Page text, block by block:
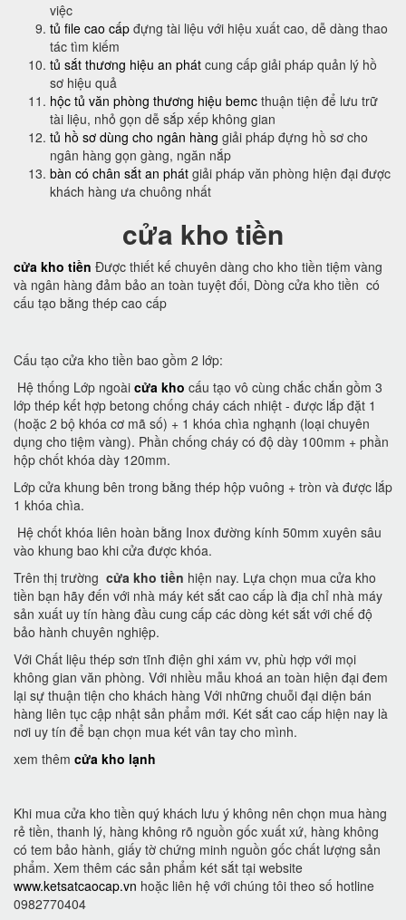
việc
tủ file cao cấp đựng tài liệu với hiệu xuất cao, dễ dàng thao
tác tìm kiếm
tủ sắt thương hiệu an phát cung cấp giải pháp quản lý hồ
sơ hiệu quả
hộc tủ văn phòng thương hiệu bemc thuận tiện để lưu trữ
tài liệu, nhỏ gọn dễ sắp xếp không gian
tủ hồ sơ dùng cho ngân hàng giải pháp đựng hồ sơ cho
ngân hàng gọn gàng, ngăn nắp
bàn có chân sắt an phát giải pháp văn phòng hiện đại được
khách hàng ưa chuông nhất
cửa kho tiền
cửa kho tiền Được thiết kế chuyên dàng cho kho tiền tiệm vàng
và ngân hàng đảm bảo an toàn tuyệt đối, Dòng cửa kho tiền có
cấu tạo bằng thép cao cấp
Cấu tạo cửa kho tiền bao gồm 2 lớp:
Hệ thống Lớp ngoài cửa kho cấu tạo vô cùng chắc chắn gồm 3
lớp thép kết hợp betong chống cháy cách nhiệt - được lắp đặt 1
(hoặc 2 bộ khóa cơ mã số) + 1 khóa chìa nghạnh (loại chuyên
dụng cho tiệm vàng). Phần chống cháy có độ dày 100mm + phần
hộp chốt khóa dày 120mm.
Lớp cửa khung bên trong bằng thép hộp vuông + tròn và được lắp
1 khóa chìa.
Hệ chốt khóa liên hoàn bằng Inox đường kính 50mm xuyên sâu
vào khung bao khi cửa được khóa.
Trên thị trường cửa kho tiền hiện nay. Lựa chọn mua cửa kho
tiền bạn hãy đến với nhà máy két sắt cao cấp là địa chỉ nhà máy
sản xuất uy tín hàng đầu cung cấp các dòng két sắt với chế độ
bảo hành chuyên nghiệp.
Với Chất liệu thép sơn tĩnh điện ghi xám vv, phù hợp với mọi
không gian văn phòng. Với nhiều mẫu khoá an toàn hiện đại đem
lại sự thuận tiện cho khách hàng Với những chuỗi đại diện bán
hàng liên tục cập nhật sản phẩm mới. Két sắt cao cấp hiện nay là
nơi uy tín để bạn chọn mua két vân tay cho mình.
xem thêm cửa kho lạnh
Khi mua cửa kho tiền quý khách lưu ý không nên chọn mua hàng
rẻ tiền, thanh lý, hàng không rõ nguồn gốc xuất xứ, hàng không
có tem bảo hành, giấy tờ chứng minh nguồn gốc chất lượng sản
phẩm. Xem thêm các sản phẩm két sắt tại website
www.ketsatcaocap.vn hoặc liên hệ với chúng tôi theo số hotline
0982770404